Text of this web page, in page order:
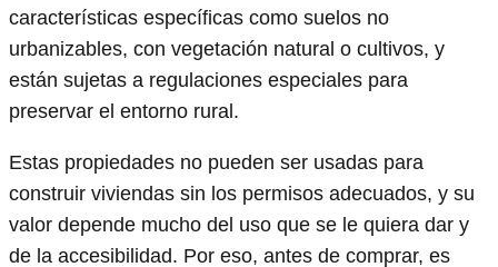
características específicas como suelos no
urbanizables, con vegetación natural o cultivos, y
están sujetas a regulaciones especiales para
preservar el entorno rural.
Estas propiedades no pueden ser usadas para
construir viviendas sin los permisos adecuados, y su
valor depende mucho del uso que se le quiera dar y
de la accesibilidad. Por eso, antes de comprar, es